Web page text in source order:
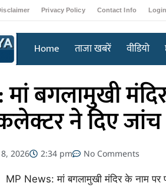
Privacy Policy Contact Info Login
Home ताजा खबरें वीडियो
बगलामुखी
ने दिए
8, 2026 2:34 pm No Comments